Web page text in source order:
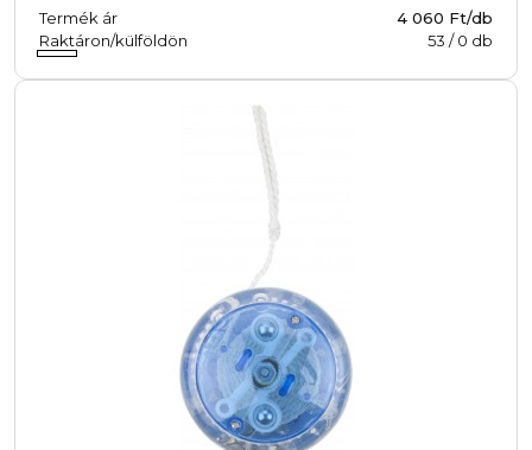
Termék ár
4 060 Ft/db
Raktáron/külföldön
53 /0 db